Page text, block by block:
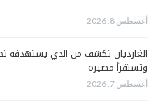
أغسطس 8, 2026
الغارديان تكشف من الذي يستهدفه
وتستقرأ مصيره
أغسطس 7, 2026